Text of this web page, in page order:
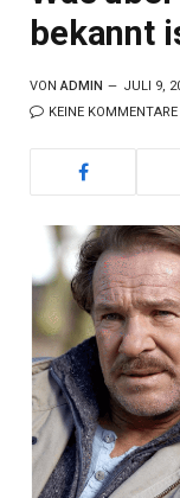
bekannt
VON ADMIN JULI 9,
KEINE KOMMENTARE